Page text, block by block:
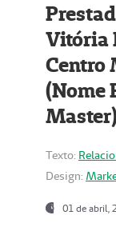
Vitória
Centro
(Nome
Texto:
Design:
01 de abril,